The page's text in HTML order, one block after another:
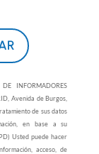
INFORMADORES
Avenida de Burgos,
de sus datos
en base a su
Usted puede hacer
acceso, de